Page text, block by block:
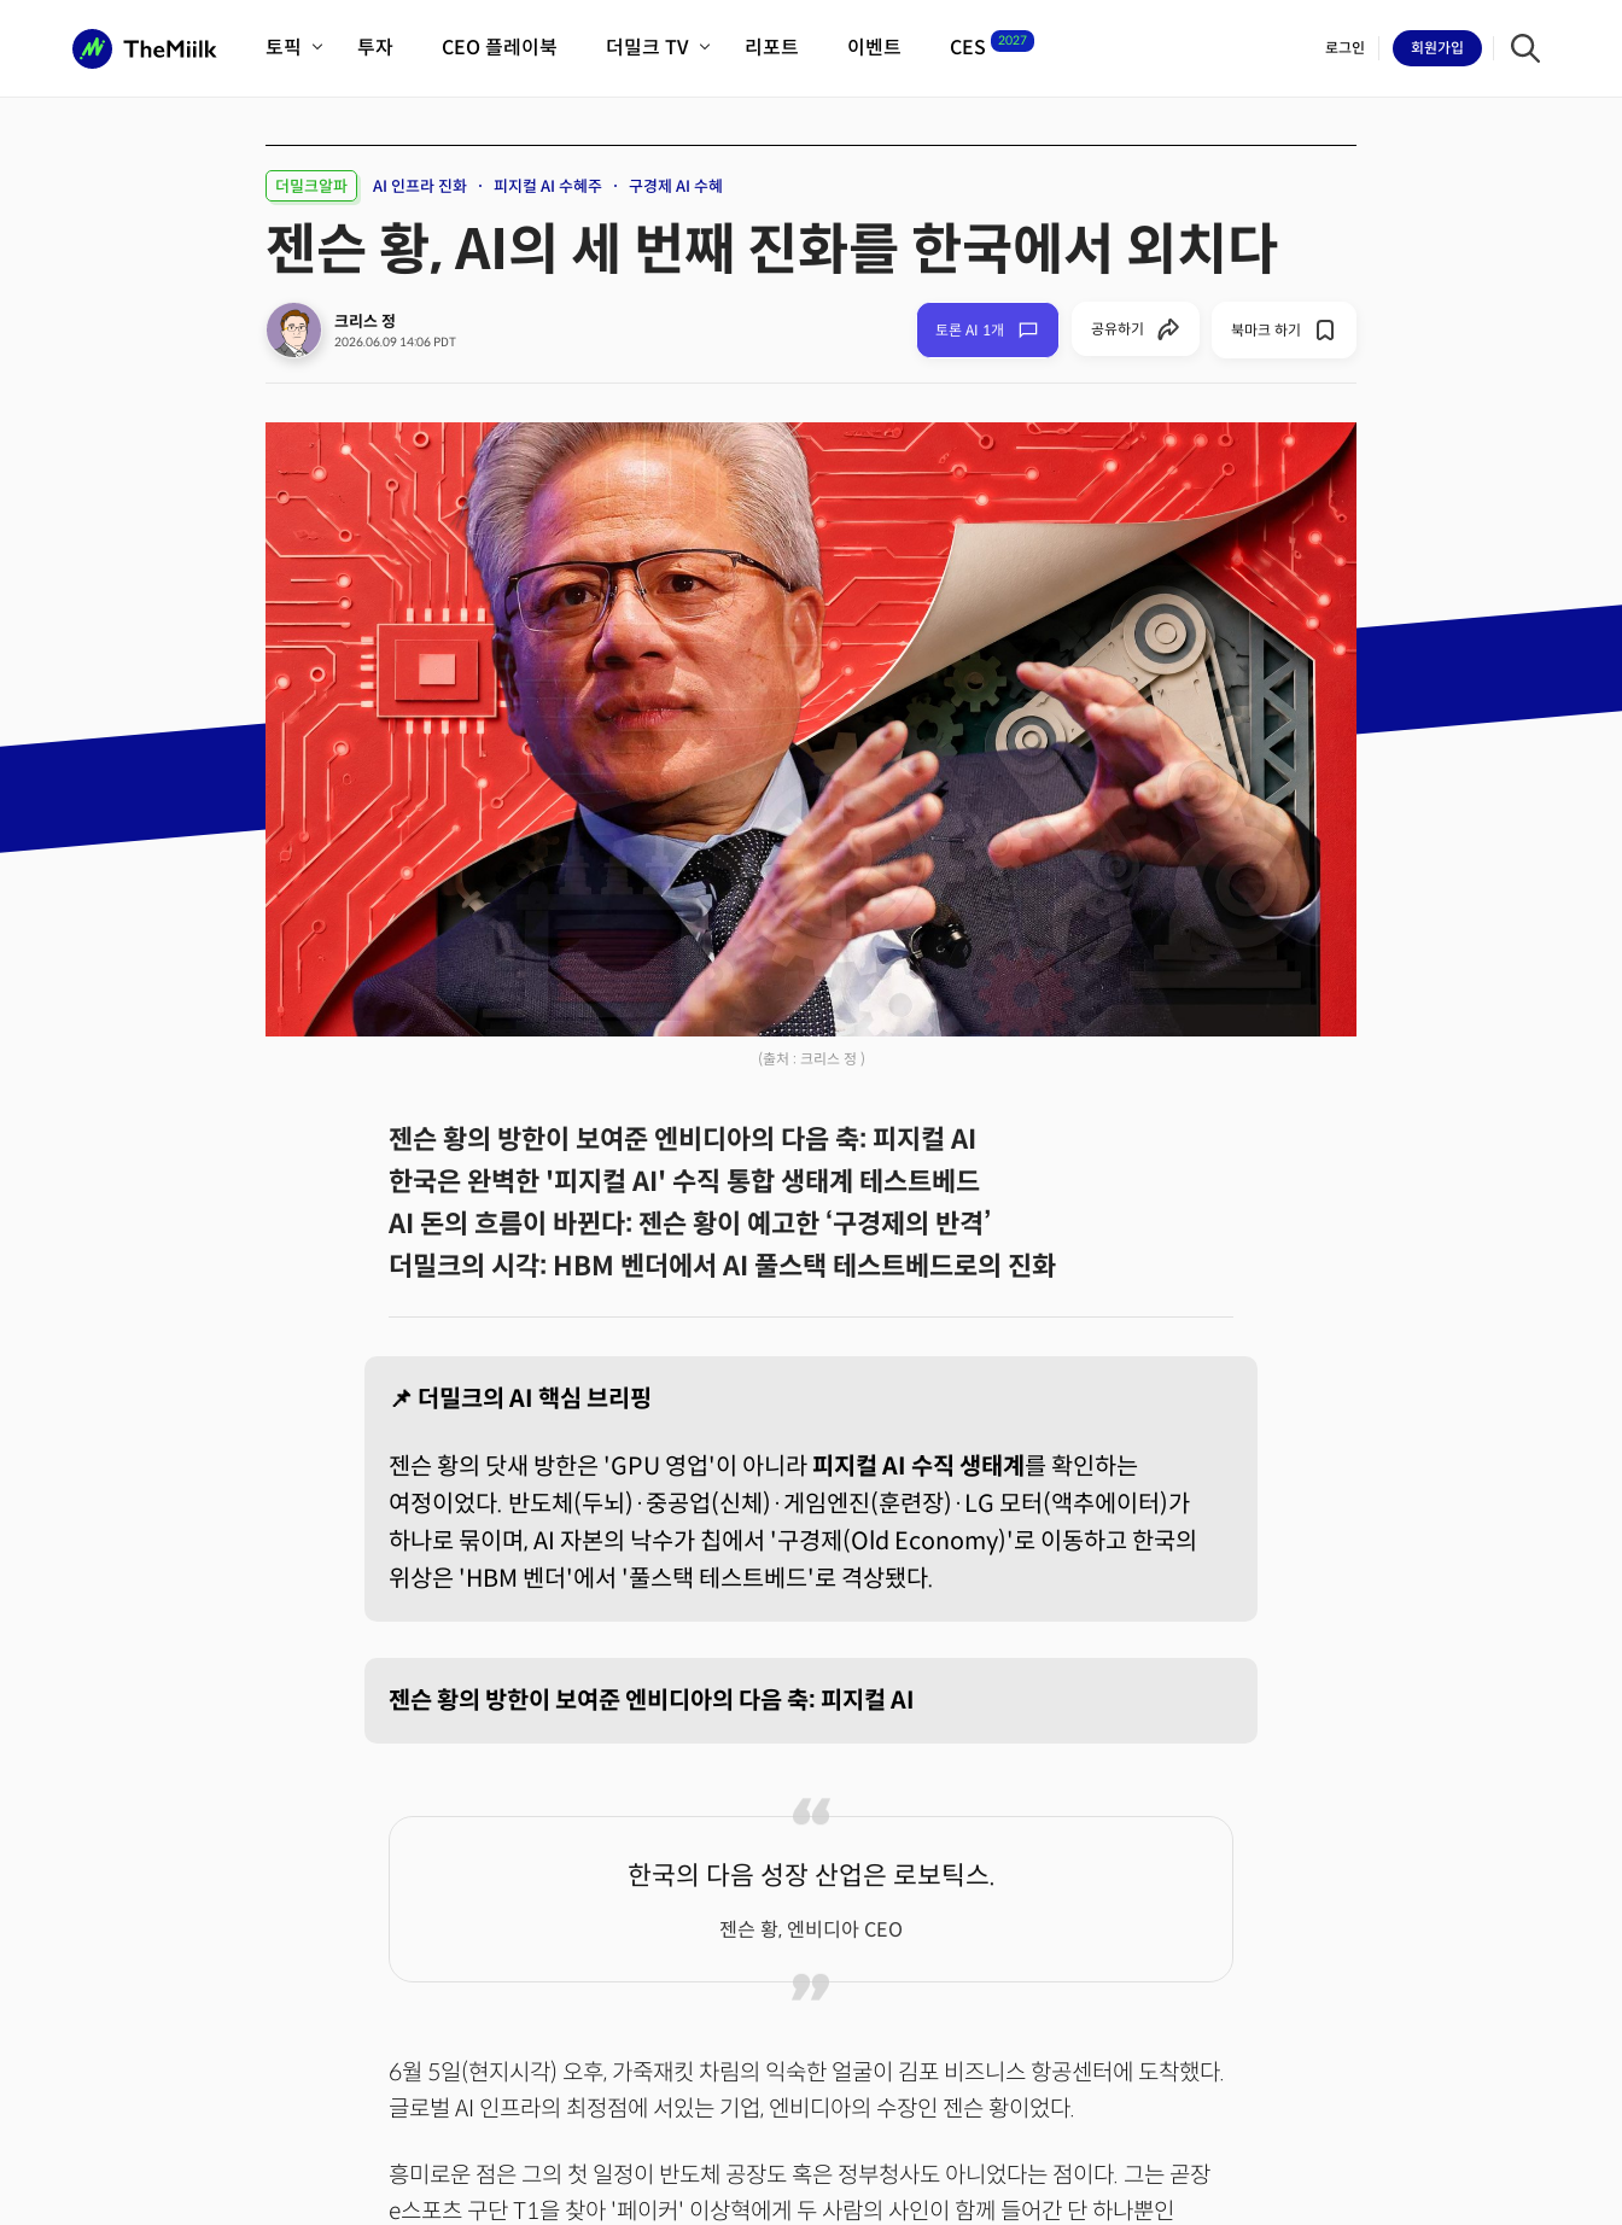
토픽
피지컬AI/로봇
AX비즈니스혁명 미래 교육/직업
전체 기사 보기
투자 CEO 플레이북 더밀크 TV
크리스의 뉴욕 시그널
리포트 이벤트 CES 2027
필드 가이드
CES2027 with TheMiilk
로그인 회원가입
더밀크알파 AI 인프라 진화 피지컬 AI 수혜주 구경제 AI 수혜
젠슨 황, AI의 세 번째 진화를 한국에서 외치다
크리스 정
2026.06.09 14:06 PDT
토론 AI 1개 공유하기
Facebook LinkedIn
기사링크 복사하기
북마크 하기
(출처 : 크리스 정 )
젠슨 황의 방한이 보여준 엔비디아의 다음 축: 피지컬 AI
한국은 완벽한 '피지컬 AI' 수직 통합 생태계 테스트베드
AI 돈의 흐름이 바뀐다: 젠슨 황이 예고한 ‘구경제의 반격’
더밀크의 시각: HBM 벤더에서 AI 풀스택 테스트베드로의 진화
📌 더밀크의 AI 핵심 브리핑
젠슨 황의 닷새 방한은 'GPU 영업'이 아니라 피지컬 AI 수직 생태계 를 확인하는
여정이었다. 반도체(두뇌)·중공업(신체)·게임엔진(훈련장)·LG 모터(액추에이터)가
하나로 묶이며, AI 자본의 낙수가 칩에서 '구경제(Old Economy)'로 이동하고 한국의
위상은 'HBM 벤더'에서 '풀스택 테스트베드'로 격상됐다.
젠슨 황의 방한이 보여준 엔비디아의 다음 축: 피지컬 AI
한국의 다음 성장 산업은 로보틱스.
젠슨 황, 엔비디아 CEO
6월 5일(현지시각) 오후, 가죽재킷 차림의 익숙한 얼굴이 김포 비즈니스 항공센터에 도착했다.
글로벌 AI 인프라의 최정점에 서있는 기업, 엔비디아의 수장인 젠슨 황이었다.
흥미로운 점은 그의 첫 일정이 반도체 공장도 혹은 정부청사도 아니었다는 점이다. 그는 곧장
e스포츠 구단 T1을 찾아 '페이커' 이상혁에게 두 사람의 사인이 함께 들어간 단 하나뿐인